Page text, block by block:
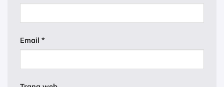
Email *